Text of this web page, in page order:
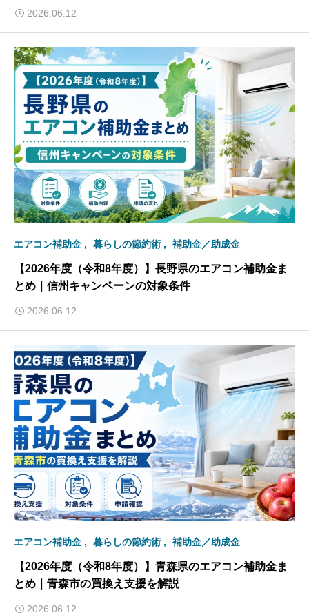
2026.06.12
エアコン補助金 暮らしの節約術 補助金／助成金
【2026年度（令和8年度）】長野県のエアコン補助金ま
とめ｜信州キャンペーンの対象条件
2026.06.12
エアコン補助金 暮らしの節約術 補助金／助成金
【2026年度（令和8年度）】青森県のエアコン補助金ま
とめ｜青森市の買換え支援を解説
2026.06.12